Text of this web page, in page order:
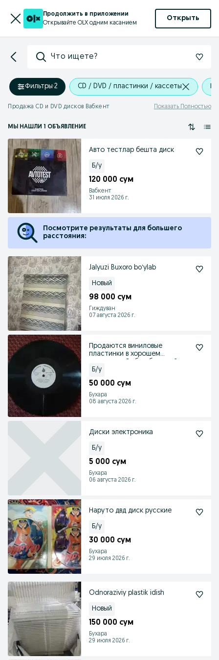
Продолжить в приложении
Открывайте OLX одним касанием
Открыть
Что ищете?
Фильтры·2 CD / DVD / пластинки / кассеты
Продажа CD и DVD дисков Вабкент Показать Полностью
МЫ НАШЛИ 1 ОБЪЯВЛЕНИЕ
Авто тестлар бешта диск
Б/у
120 000 сум
Вабкент
31 июля 2026 г.
Посмотрите результаты для большего
расстояния:
Jalyuzi Buxoro boʻylab
Новый
98 000 сум
Гиждуван
07 августа 2026 г.
Продаются виниловые
пластинки в хорошем
Б/у
50 000 сум
Бухара
08 августа 2026 г.
Диски электроника
Б/у
5 000 сум
Бухара
06 августа 2026 г.
Наруто двд диск русские
Б/у
30 000 сум
Бухара
29 июля 2026 г.
Odnoraziviy plastik idish
Новый
150 000 сум
Бухара
29 июля 2026 г.